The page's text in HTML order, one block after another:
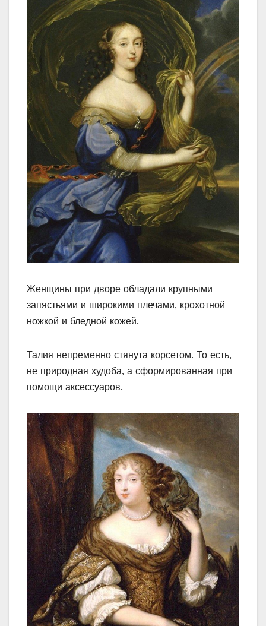
Женщины при дворе обладали крупными
запястьями и широкими плечами, крохотной
ножкой и бледной кожей.
Талия непременно стянута корсетом. То есть,
не природная худоба, а сформированная при
помощи аксессуаров.